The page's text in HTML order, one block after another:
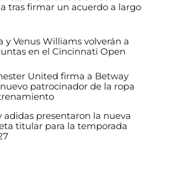
tras firmar un acuerdo a largo
y Venus Williams volverán a
en el Cincinnati Open
United firma a Betway
patrocinador de la ropa
adidas presentaron la nueva
titular para la temporada